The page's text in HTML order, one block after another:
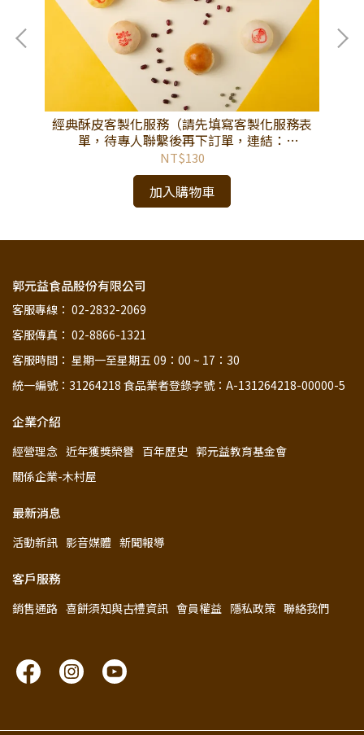
經典酥皮客製化服務（請先填寫客製化服務表
單，待專人聯繫後再下訂單，連結：
https://reurl.cc/DKo48m。）
NT$130
加入購物車
郭元益食品股份有限公司
客服專線： 02-2832-2069
客服傳真： 02-8866-1321
客服時間： 星期一至星期五 09：00 ~ 17：30
統一編號：31264218 食品業者登錄字號：A-131264218-00000-5
企業介紹
經營理念 近年獲獎榮譽 百年歷史 郭元益教育基金會
關係企業-木村屋
最新消息
活動新訊 影音媒體 新聞報導
客戶服務
銷售通路 喜餅須知與古禮資訊 會員權益 隱私政策 聯絡我們